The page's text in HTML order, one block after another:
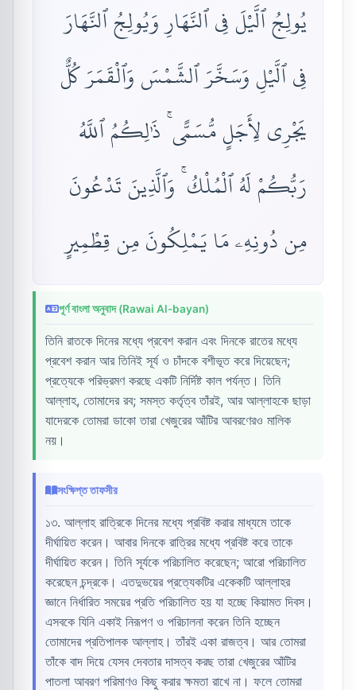
يُولِجُ ٱلَّيْلَ فِى ٱلنَّهَارِ وَيُولِجُ ٱلنَّهَارَ
فِى ٱلَّيْلِ وَسَخَّرَ ٱلشَّمْسَ وَٱلْقَمَرَ كُلٌّ
يَجْرِى لِأَجَلٍ مُّسَمًّى ۚ ذَٰلِكُمُ ٱللَّهُ
رَبُّكُمْ لَهُ ٱلْمُلْكُ ۚ وَٱلَّذِينَ تَدْعُونَ
مِن دُونِهِۦ مَا يَمْلِكُونَ مِن قِطْمِيرٍ
পূর্ণ বাংলা অনুবাদ (Rawai Al-bayan)
তিনি রাতকে দিনের মধ্যে প্রবেশ করান এবং দিনকে রাতের মধ্যে
প্রবেশ করান আর তিনিই সূর্য ও চাঁদকে বশীভূত করে দিয়েছেন;
প্রত্যেকে পরিভ্রমণ করছে একটি নির্দিষ্ট কাল পর্যন্ত। তিনি
আল্লাহ, তোমাদের রব; সমস্ত কর্তৃত্ব তাঁরই, আর আল্লাহকে ছাড়া
যাদেরকে তোমরা ডাকো তারা খেজুরের আঁটির আবরণেরও মালিক
নয়।
সংক্ষিপ্ত তাফসীর
১৩. আল্লাহ রাত্রিকে দিনের মধ্যে প্রবিষ্ট করার মাধ্যমে তাকে
দীর্ঘায়িত করেন। আবার দিনকে রাত্রির মধ্যে প্রবিষ্ট করে তাকে
দীর্ঘায়িত করেন। তিনি সূর্যকে পরিচালিত করেছেন; আরো পরিচালিত
করেছেন চন্দ্রকে। এতদুভয়ের প্রত্যেকটির একেকটি আল্লাহর
জ্ঞানে নির্ধারিত সময়ের প্রতি পরিচালিত হয় যা হচ্ছে কিয়ামত দিবস।
এসবকে যিনি একাই নিরূপণ ও পরিচালনা করেন তিনি হচ্ছেন
তোমাদের প্রতিপালক আল্লাহ। তাঁরই একা রাজত্ব। আর তোমরা
তাঁকে বাদ দিয়ে যেসব দেবতার দাসত্ব করছ তারা খেজুরের আঁটির
পাতলা আবরণ পরিমাণও কিছু করার ক্ষমতা রাখে না। ফলে তোমরা